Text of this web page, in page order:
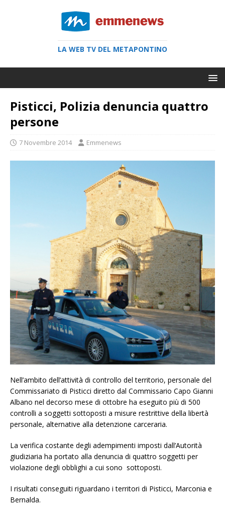
LA WEB TV DEL METAPONTINO
Pisticci, Polizia denuncia quattro
persone
7 Novembre 2014 Emmenews
Nell’ambito dell’attività di controllo del territorio, personale del
Commissariato di Pisticci diretto dal Commissario Capo Gianni
Albano nel decorso mese di ottobre ha eseguito più di 500
controlli a soggetti sottoposti a misure restrittive della libertà
personale, alternative alla detenzione carceraria.
La verifica costante degli adempimenti imposti dall’Autorità
giudiziaria ha portato alla denuncia di quattro soggetti per
violazione degli obblighi a cui sono sottoposti.
I risultati conseguiti riguardano i territori di Pisticci, Marconia e
Bernalda.